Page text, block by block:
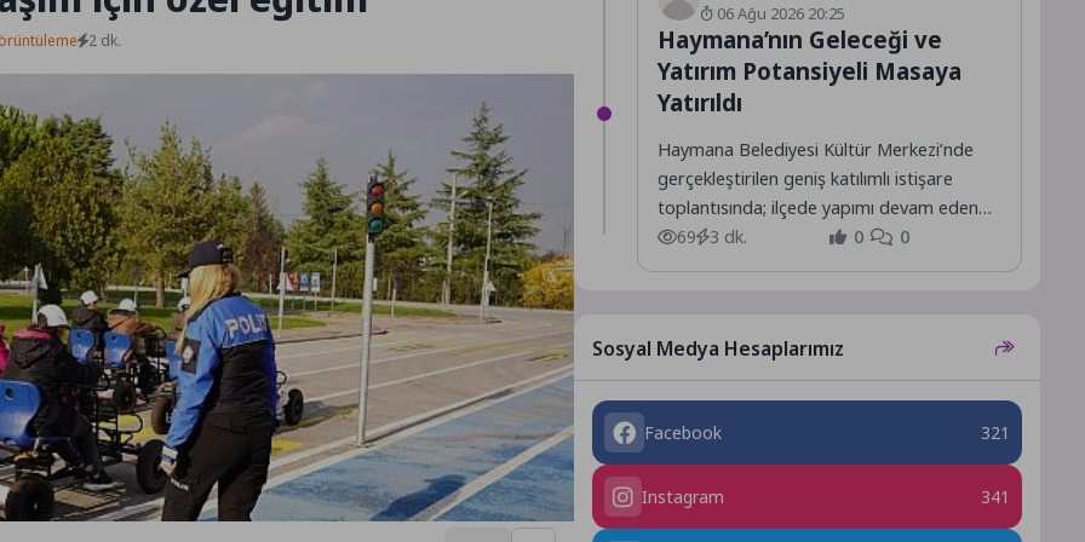
2 dk.
06 Ağu 2026 20:25
Haymana’nın Geleceği ve
Yatırım Potansiyeli Masaya
Yatırıldı
Haymana Belediyesi Kültür Merkezi’nde
gerçekleştirilen geniş katılımlı istişare
toplantısında; ilçede yapımı devam eden
projeler ile hayata geçirilmesi planlanan
yeni yatırımlar,...
69 3 dk. 0 0
Sosyal Medya Hesaplarımız
Facebook 321
Instagram 341